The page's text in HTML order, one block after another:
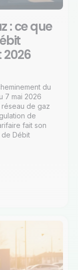
: ce que
2026
du
7 mai 2026
réseau de gaz
de
fait son
de Débit